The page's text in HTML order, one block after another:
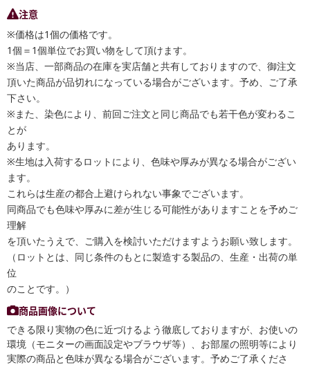
注意
※価格は1個の価格です。
1個＝1個単位でお買い物をして頂けます。
※当店、一部商品の在庫を実店舗と共有しておりますので、御注文
頂いた商品が品切れになっている場合がございます。予め、ご了承
下さい。
※また、染色により、前回ご注文と同じ商品でも若干色が変わるこ
とが
あります。
※生地は入荷するロットにより、色味や厚みが異なる場合がござい
ます。
これらは生産の都合上避けられない事象でございます。
同商品でも色味や厚みに差が生じる可能性がありますことを予めご
理解
を頂いたうえで、ご購入を検討いただけますようお願い致します。
（ロットとは、同じ条件のもとに製造する製品の、生産・出荷の単
位
のことです。）
商品画像について
できる限り実物の色に近づけるよう徹底しておりますが、お使いの
環境（モニターの画面設定やブラウザ等）、お部屋の照明等により
実際の商品と色味が異なる場合がございます。予めご了承くださ